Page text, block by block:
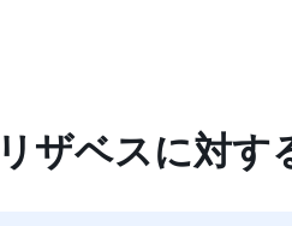
ザベスに対す